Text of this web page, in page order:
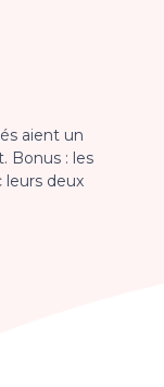
aient un
Bonus : les
leurs deux